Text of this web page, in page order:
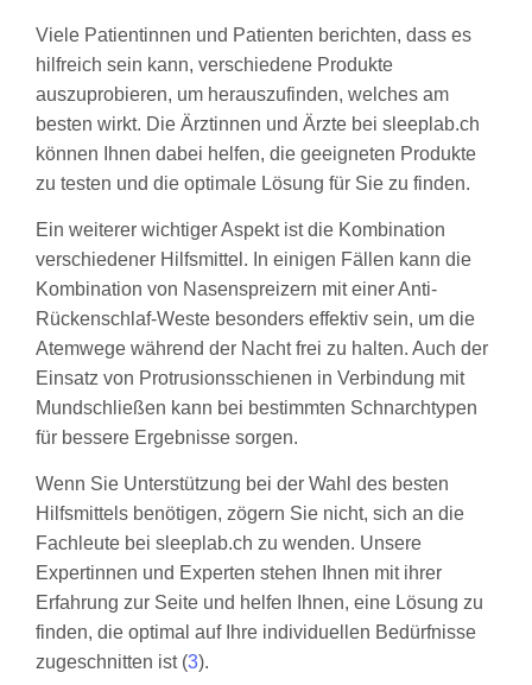
Viele Patientinnen und Patienten berichten, dass es
hilfreich sein kann, verschiedene Produkte
auszuprobieren, um herauszufinden, welches am
besten wirkt. Die Ärztinnen und Ärzte bei sleeplab.ch
können Ihnen dabei helfen, die geeigneten Produkte
zu testen und die optimale Lösung für Sie zu finden.
Ein weiterer wichtiger Aspekt ist die Kombination
verschiedener Hilfsmittel. In einigen Fällen kann die
Kombination von Nasenspreizern mit einer Anti-
Rückenschlaf-Weste besonders effektiv sein, um die
Atemwege während der Nacht frei zu halten. Auch der
Einsatz von Protrusionsschienen in Verbindung mit
Mundschließen kann bei bestimmten Schnarchtypen
für bessere Ergebnisse sorgen.
Wenn Sie Unterstützung bei der Wahl des besten
Hilfsmittels benötigen, zögern Sie nicht, sich an die
Fachleute bei sleeplab.ch zu wenden. Unsere
Expertinnen und Experten stehen Ihnen mit ihrer
Erfahrung zur Seite und helfen Ihnen, eine Lösung zu
finden, die optimal auf Ihre individuellen Bedürfnisse
zugeschnitten ist (3).